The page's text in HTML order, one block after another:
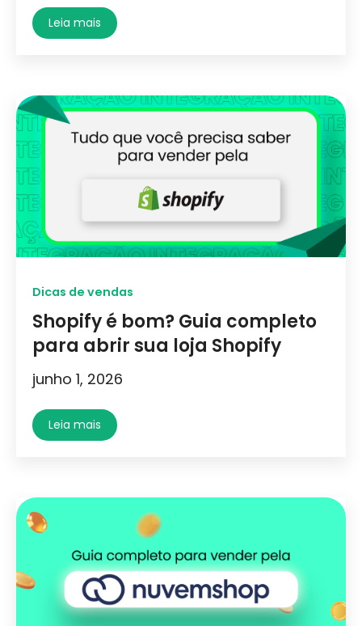
Leia mais
Dicas de vendas
Shopify é bom? Guia completo
para abrir sua loja Shopify
junho 1, 2026
Leia mais